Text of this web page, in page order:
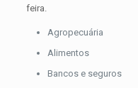
feira.
Agropecuária
Alimentos
Bancos e seguros